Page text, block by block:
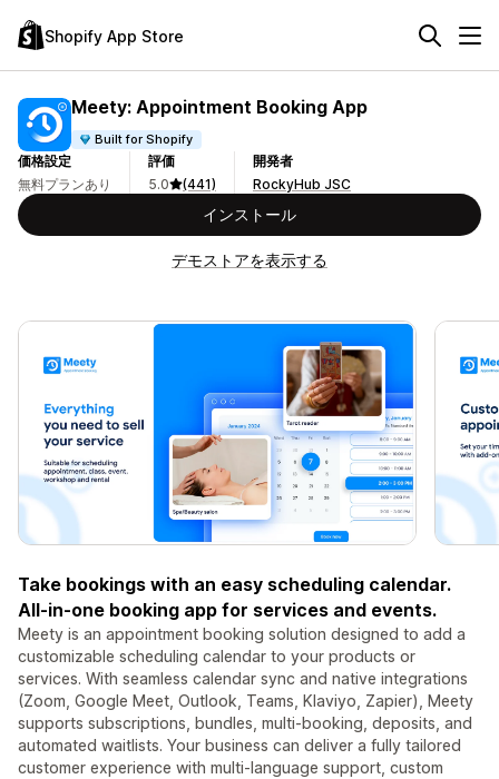
Shopify App Store
Meety: Appointment Booking App
Built for Shopify
価格設定
無料プランあり
評価
5.0
(441)
開発者
RockyHub JSC
インストール
デモストアを表示する
Take bookings with an easy scheduling calendar.
All-in-one booking app for services and events.
Meety is an appointment booking solution designed to add a
customizable scheduling calendar to your products or
services. With seamless calendar sync and native integrations
(Zoom, Google Meet, Outlook, Teams, Klaviyo, Zapier), Meety
supports subscriptions, bundles, multi-booking, deposits, and
automated waitlists. Your business can deliver a fully tailored
customer experience with multi-language support, custom